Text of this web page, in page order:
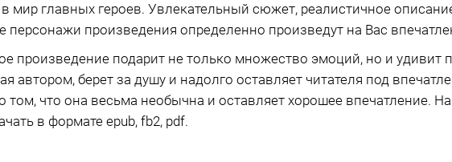
мир главных героев. Увлекательный сюжет, реалистичное
персонажи произведения определенно произведут на Вас
произведение подарит не только множество эмоций, но и удивит
автором, берет за душу и надолго оставляет читателя под
том, что она весьма необычна и оставляет хорошее впечатление.
в формате epub, fb2, pdf.